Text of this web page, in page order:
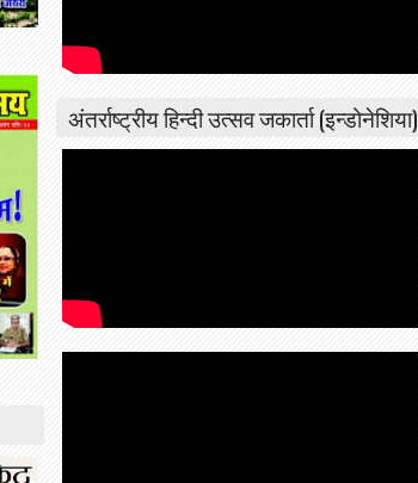
अंतर्राष्ट्रीय हिन्दी उत्सव जकार्ता (इन्डोनेशिया)